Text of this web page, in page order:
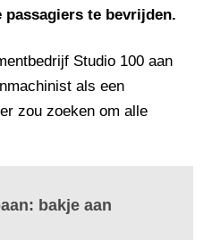
passagiers te bevrijden.
Studio 100 aan
als een
zou zoeken om alle
bakje aan